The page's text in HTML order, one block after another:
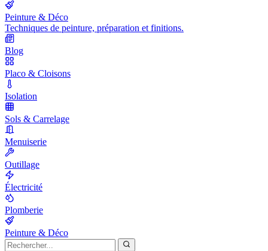
Peinture & Déco
Techniques de peinture, préparation et finitions.
Blog
Placo & Cloisons
Isolation
Sols & Carrelage
Menuiserie
Outillage
Électricité
Plomberie
Peinture & Déco